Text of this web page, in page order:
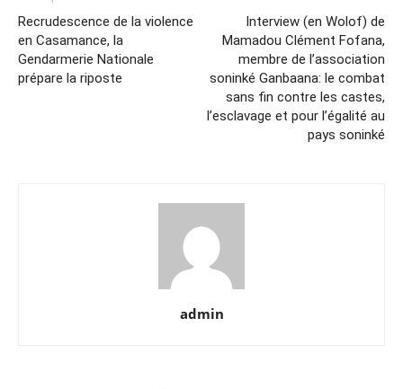
Recrudescence de la violence
en Casamance, la
Gendarmerie Nationale
prépare la riposte
Interview (en Wolof) de
Mamadou Clément Fofana,
membre de l’association
soninké Ganbaana: le combat
sans fin contre les castes,
l’esclavage et pour l’égalité au
pays soninké
admin